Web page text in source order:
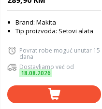
Brand: Makita
Tip proizvoda: Setovi alata
Povrat robe moguć unutar 15
dana
Dostavljamo već od
18.08.2026